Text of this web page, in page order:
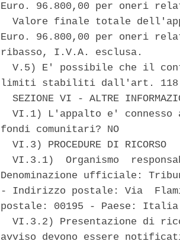
Euro. 96.800,00 per oneri
Valore finale totale
Euro. 96.800,00 per oneri
ribasso, I.V.A. esclusa.
V.5) E' possibile che il
limiti stabiliti dall'art. 118
SEZIONE VI - ALTRE
VI.1) L'appalto e' connesso
fondi comunitari? NO
  VI.3) PROCEDURE DI RICORSO
VI.3.1)  Organismo
Denominazione ufficiale:
- Indirizzo postale: Via
postale: 00195 - Paese:
VI.3.2) Presentazione di
avviso devono essere